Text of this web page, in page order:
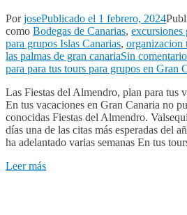
PorjosePublicado el 1 febrero, 2024
como Bodegas de Canarias, excursiones
para grupos Islas Canarias, organizacion
las palmas de gran canariaSin
para para tus tours para grupos en Gran
Las Fiestas del Almendro, plan para tus
En tus vacaciones en Gran Canaria no
conocidas Fiestas del Almendro.
días una de las citas más esperadas del
ha adelantado varias semanas En tus
Leer más